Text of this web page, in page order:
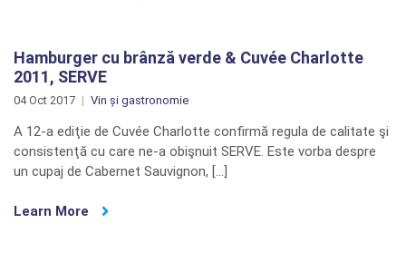
Hamburger cu brânză verde & Cuvée Charlotte
2011, SERVE
04 Oct 2017 Vin și gastronomie
A 12-a ediţie de Cuvée Charlotte confirmă regula de calitate şi
consistenţă cu care ne-a obişnuit SERVE. Este vorba despre
un cupaj de Cabernet Sauvignon, […]
Learn More